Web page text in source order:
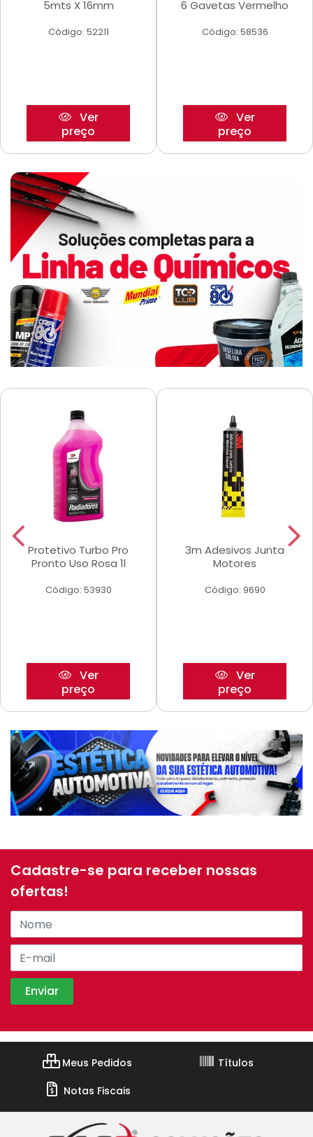
5mts X 16mm
Código: 52211
Ver
preço
6 Gavetas Vermelho
Código: 58536
Ver
preço
Protetivo Turbo Pro
Pronto Uso Rosa 1l
Código: 53930
Ver
preço
3m Adesivos Junta
Motores
Código: 9690
Ver
preço
Cadastre-se para receber nossas
ofertas!
Meus Pedidos
Títulos
Notas Fiscais